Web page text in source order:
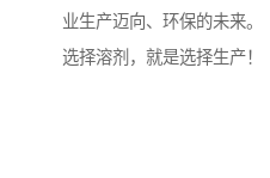
业生产迈向、环保的未来。
选择溶剂，就是选择生产！